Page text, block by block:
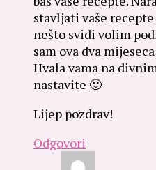
stavljati vaše
nešto svidi volim
sam ova dva
Hvala vama na
nastavite 🙂
Lijep pozdrav!
Odgovori